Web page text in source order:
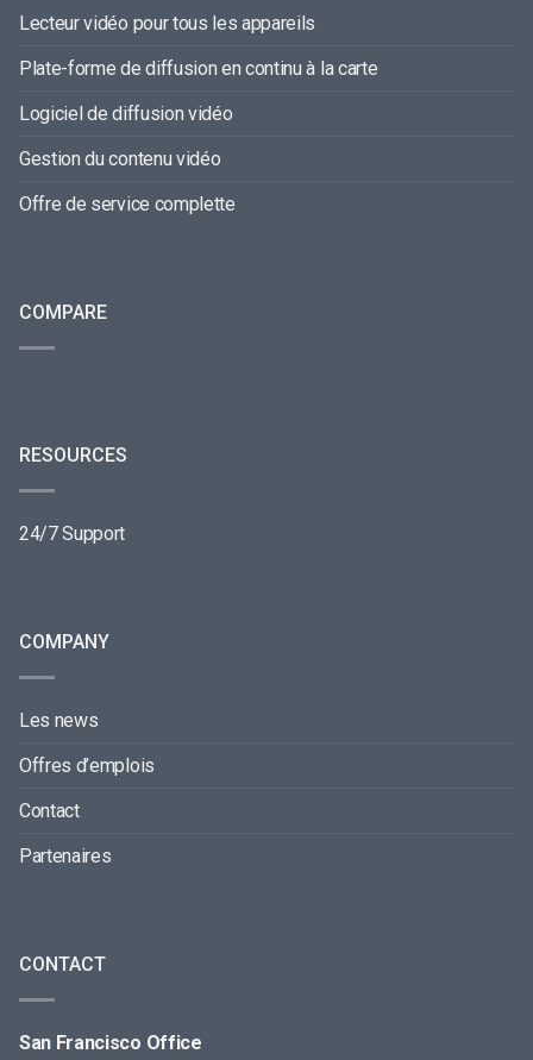
Lecteur vidéo pour tous les appareils
Plate-forme de diffusion en continu à la carte
Logiciel de diffusion vidéo
Gestion du contenu vidéo
Offre de service complette
COMPARE
RESOURCES
24/7 Support
COMPANY
Les news
Offres d’emplois
Contact
Partenaires
CONTACT
San Francisco Office